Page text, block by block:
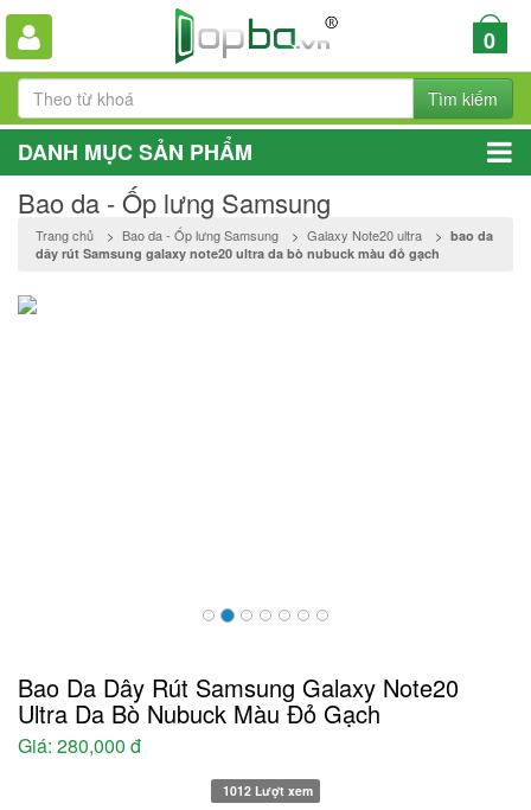
0
Tìm kiếm
DANH MỤC SẢN PHẨM
Bao da - Ốp lưng Samsung
Trang chủ > Bao da - Ốp lưng Samsung > Galaxy Note20 ultra > bao da
dây rút Samsung galaxy note20 ultra da bò nubuck màu đỏ gạch
Bao Da Dây Rút Samsung Galaxy Note20
Ultra Da Bò Nubuck Màu Đỏ Gạch
Giá: 280,000 đ
1012 Lượt xem